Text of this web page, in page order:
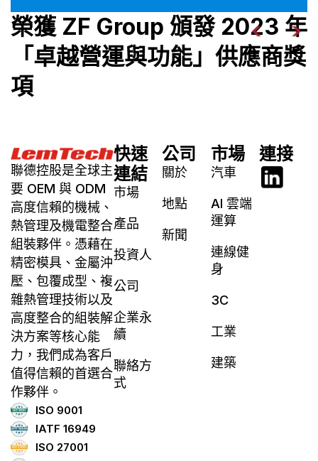
榮獲 ZF Group 頒發 2023 年
「卓越營運與功能」供應商獎
項
聯德控股是全球主
要 OEM 與 ODM
高度信賴的機械、
熱管理及機電整合
組裝夥伴。憑藉在
精密模具、金屬沖
壓、包覆成型、複
雜熱管理技術以及
高度整合的組裝解
決方案等核心能
力，我們成為客戶
值得信賴的首選合
作夥伴。
ISO 9001
IATF 16949
ISO 27001
快速
連結
市場
產品
投資人
公司
企業永
續
聯絡方
式
公司
關於
地點
新聞
市場
汽車
AI 雲端
運算
連線健
身
3C
工業
建築
連接